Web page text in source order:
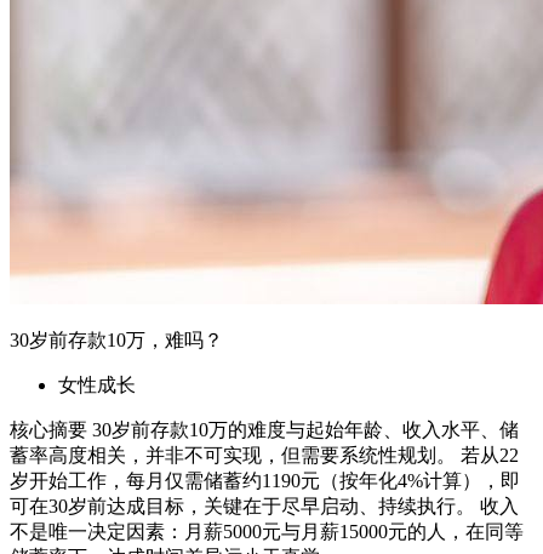
30岁前存款10万，难吗？
女性成长
核心摘要 30岁前存款10万的难度与起始年龄、收入水平、储
蓄率高度相关，并非不可实现，但需要系统性规划。 若从22
岁开始工作，每月仅需储蓄约1190元（按年化4%计算），即